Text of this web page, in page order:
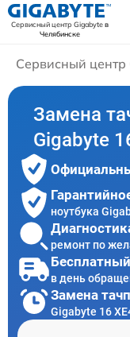
Сервисный центр Gigabyteв
Челябинске
Сервисный центр
Замена
Gigabyte
ноутбука
ремонт по
в день
Замена
Gigabyte 16